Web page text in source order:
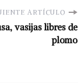
ARTÍCULO
vasijas libres de
plomo